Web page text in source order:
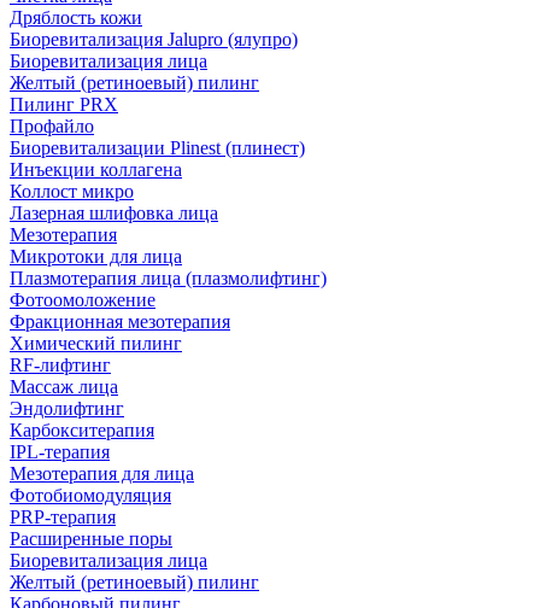
Дряблость кожи
Биоревитализация Jalupro (ялупро)
Биоревитализация лица
Желтый (ретиноевый) пилинг
Пилинг PRX
Профайло
Биоревитализации Plinest (плинест)
Инъекции коллагена
Коллост микро
Лазерная шлифовка лица
Мезотерапия
Микротоки для лица
Плазмотерапия лица (плазмолифтинг)
Фотоомоложение
Фракционная мезотерапия
Химический пилинг
RF-лифтинг
Массаж лица
Эндолифтинг
Карбокситерапия
IPL‑терапия
Мезотерапия для лица
Фотобиомодуляция
PRP-терапия
Расширенные поры
Биоревитализация лица
Желтый (ретиноевый) пилинг
Карбоновый пилинг